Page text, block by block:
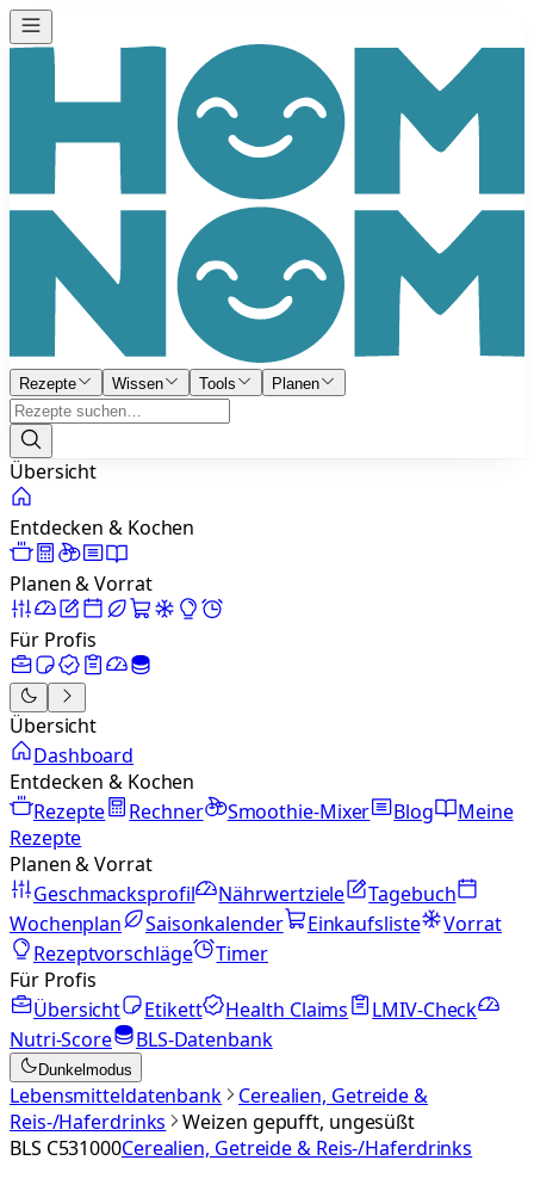
Rezepte Wissen Tools Planen
Übersicht
Entdecken & Kochen
Planen & Vorrat
Für Profis
Übersicht
Dashboard
Entdecken & Kochen
Rezepte
Rechner Smoothie-Mixer Blog
Meine
Rezepte
Planen & Vorrat
Geschmacksprofil
Nährwertziele
Tagebuch
Wochenplan
Saisonkalender Einkaufsliste
Vorrat
Rezeptvorschläge
Timer
Für Profis
Übersicht
Etikett Health Claims
LMIV-Check
Nutri-Score
BLS-Datenbank
Dunkelmodus
Lebensmitteldatenbank
Cerealien, Getreide &
Reis-/Haferdrinks
Weizen gepufft, ungesüßt
BLS C531000Cerealien, Getreide & Reis-/Haferdrinks